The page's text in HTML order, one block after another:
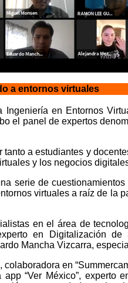
a entornos virtuales
en Entornos
el panel de expertos
a estudiantes y
y los negocios
serie de
virtuales a raíz de la
en el área de
en Digitalización
Mancha Vizcarra,
en
“Ver México”, experto